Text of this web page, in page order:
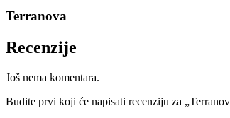
Terranova
Recenzije
Još nema komentara.
Budite prvi koji će napisati recenziju za